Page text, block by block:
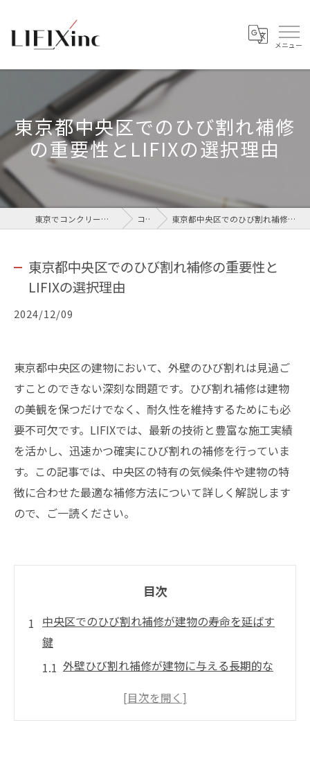
東京都中央区でのひび割れ補修
の重要性とLIFIXの選択理由
東京でコンクリートなら株式会社LIFIX コラム 東京都中央区でのひび割れ補修の重要性とLIFIXの選択理由
東京都中央区でのひび割れ補修の重要性と
LIFIXの選択理由
2024/12/09
東京都中央区の建物において、外壁のひび割れは見過ご
すことのできない深刻な問題です。ひび割れ補修は建物
の美観を保つだけでなく、耐久性を維持するためにも必
要不可欠です。LIFIXでは、最新の技術と豊富な施工実績
を活かし、迅速かつ確実にひび割れの補修を行っていま
す。この記事では、中央区の特有の気候条件や建物の特
徴に合わせた最適な補修方法について詳しく解説します
ので、ご一読ください。
目次
中央区でのひび割れ補修が建物の寿命を延ばす
鍵
外壁ひび割れ補修が建物に与える長期的な
ひび割れ補修を行うことで得られる具体的